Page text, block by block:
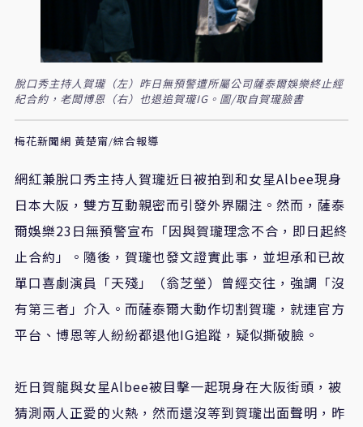
脫口秀主持人賀瓏（左）昨日無預警遭所屬公司薩泰爾娛樂終止經
紀合約，老闆博恩（右）也退追賀瓏IG。圖/取自賀瓏臉書
梅花新聞網 黃楚甯/綜合報導
網紅兼脫口秀主持人賀瓏近日被拍到和女星Albee現身
日本大阪，雙方互動親密而引發外界關注。然而，薩泰
爾娛樂23日無預警宣布「因與賀瓏理念不合，即日起終
止合約」。隨後，賀瓏也發文證實此事，並坦承和已故
單口喜劇演員「天殘」（翁芝瑩）曾經交往，強調「沒
有第三者」介入。而薩泰爾大動作切割賀瓏，就連官方
平台、博恩等人紛紛都退他IG追蹤，疑似撕破臉。
近日賀龍與女星Albee被目擊一起現身在大阪街頭，被
猜測兩人正愛的火熱，然而還沒等到賀瓏出面聲明，昨